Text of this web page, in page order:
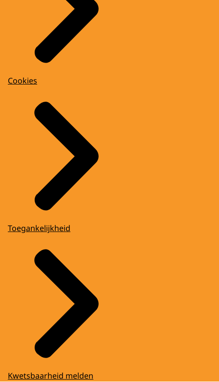
Cookies
Toegankelijkheid
Kwetsbaarheid melden